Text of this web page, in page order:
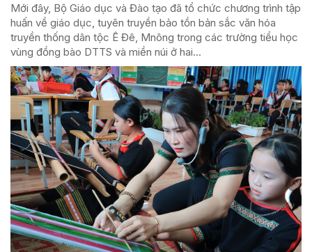
Mới đây, Bộ Giáo dục và Đào tạo đã tổ chức chương trình tập
huấn về giáo dục, tuyên truyền bảo tồn bản sắc văn hóa
truyền thống dân tộc Ê Đê, Mnông trong các trường tiểu học
vùng đồng bào DTTS và miền núi ở hai...